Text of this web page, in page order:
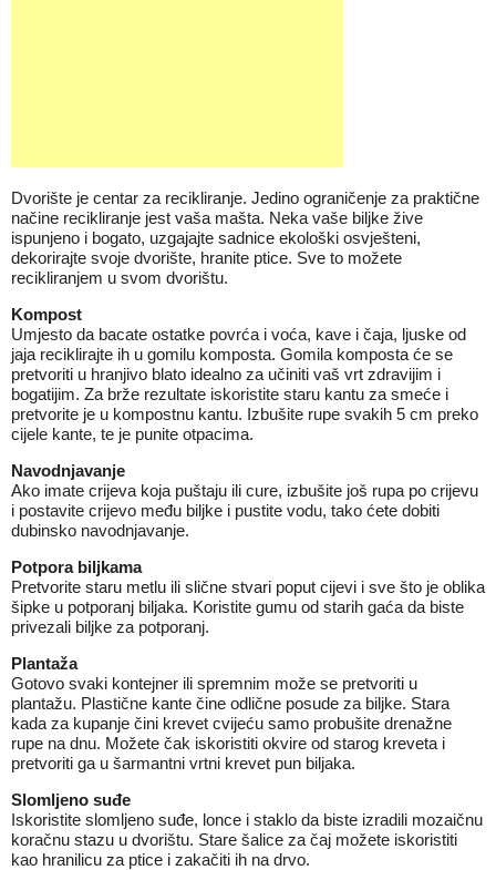
Dvorište je centar za recikliranje. Jedino ograničenje za praktične
načine recikliranje jest vaša mašta. Neka vaše biljke žive
ispunjeno i bogato, uzgajajte sadnice ekološki osvješteni,
dekorirajte svoje dvorište, hranite ptice. Sve to možete
recikliranjem u svom dvorištu.
Kompost
Umjesto da bacate ostatke povrća i voća, kave i čaja, ljuske od
jaja reciklirajte ih u gomilu komposta. Gomila komposta će se
pretvoriti u hranjivo blato idealno za učiniti vaš vrt zdravijim i
bogatijim. Za brže rezultate iskoristite staru kantu za smeće i
pretvorite je u kompostnu kantu. Izbušite rupe svakih 5 cm preko
cijele kante, te je punite otpacima.
Navodnjavanje
Ako imate crijeva koja puštaju ili cure, izbušite još rupa po crijevu
i postavite crijevo među biljke i pustite vodu, tako ćete dobiti
dubinsko navodnjavanje.
Potpora biljkama
Pretvorite staru metlu ili slične stvari poput cijevi i sve što je oblika
šipke u potporanj biljaka. Koristite gumu od starih gaća da biste
privezali biljke za potporanj.
Plantaža
Gotovo svaki kontejner ili spremnim može se pretvoriti u
plantažu. Plastične kante čine odlične posude za biljke. Stara
kada za kupanje čini krevet cvijeću samo probušite drenažne
rupe na dnu. Možete čak iskoristiti okvire od starog kreveta i
pretvoriti ga u šarmantni vrtni krevet pun biljaka.
Slomljeno suđe
Iskoristite slomljeno suđe, lonce i staklo da biste izradili mozaičnu
koračnu stazu u dvorištu. Stare šalice za čaj možete iskoristiti
kao hranilicu za ptice i zakačiti ih na drvo.